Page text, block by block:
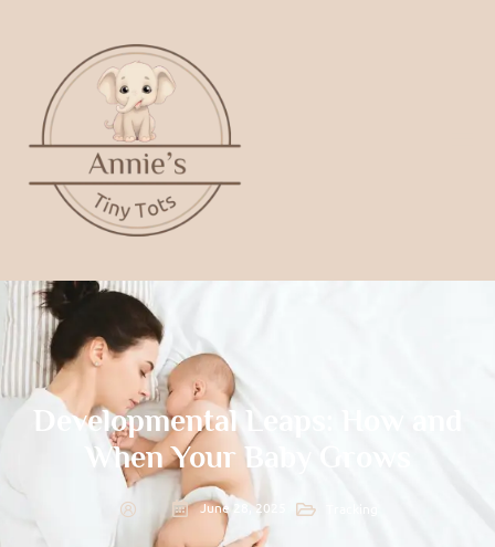
Developmental Leaps: How and
When Your Baby Grows
June 28, 2025